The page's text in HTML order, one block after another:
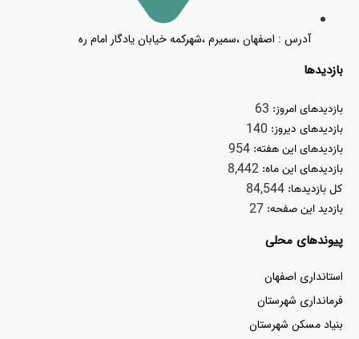
پیوندهای محلی
استانداری اصفهان
فرمانداری شهرستان
بنیاد مسکن شهرستان
بازدیدها
بازدیدهای امروز: 63
بازدیدهای دیروز: 140
بازدیدهای این هفته: 954
بازدیدهای این ماه: 8,442
کل بازدیدها: 84,544
بازدید این صفحه: 27
آدرس : اصفهان ،سمیرم ،شهرکمه خیابان یادگار امام ره